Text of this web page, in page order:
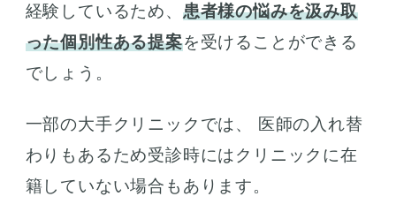
経験しているため、 患者様の悩みを汲み取
った個別性ある提案を受けることができる
でしょう。
一部の大手クリニックでは、 医師の入れ替
わりもあるため受診時にはクリニックに在
籍していない場合もあります。